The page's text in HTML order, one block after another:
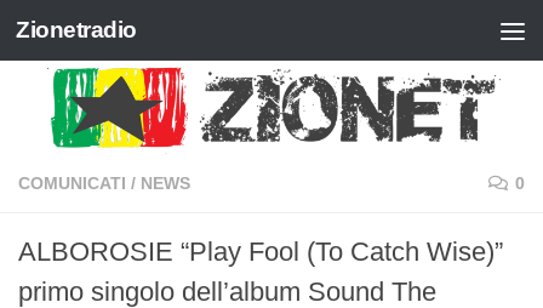
Salta al contenuto
Zionetradio
COMUNICATI / NEWS 0
ALBOROSIE “Play Fool (To Catch Wise)”
primo singolo dell’album Sound The